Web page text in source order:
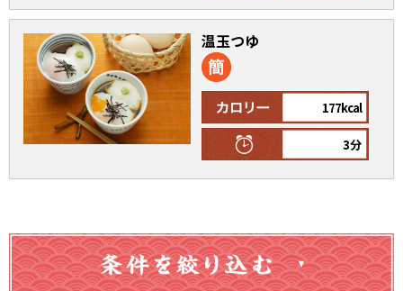
楽チン屋®
新鮮一番 『氷熟®』
だし巻き卵特集
かつおだしが決め手！簡単茶碗蒸し
温玉つゆ
177kcal
3分